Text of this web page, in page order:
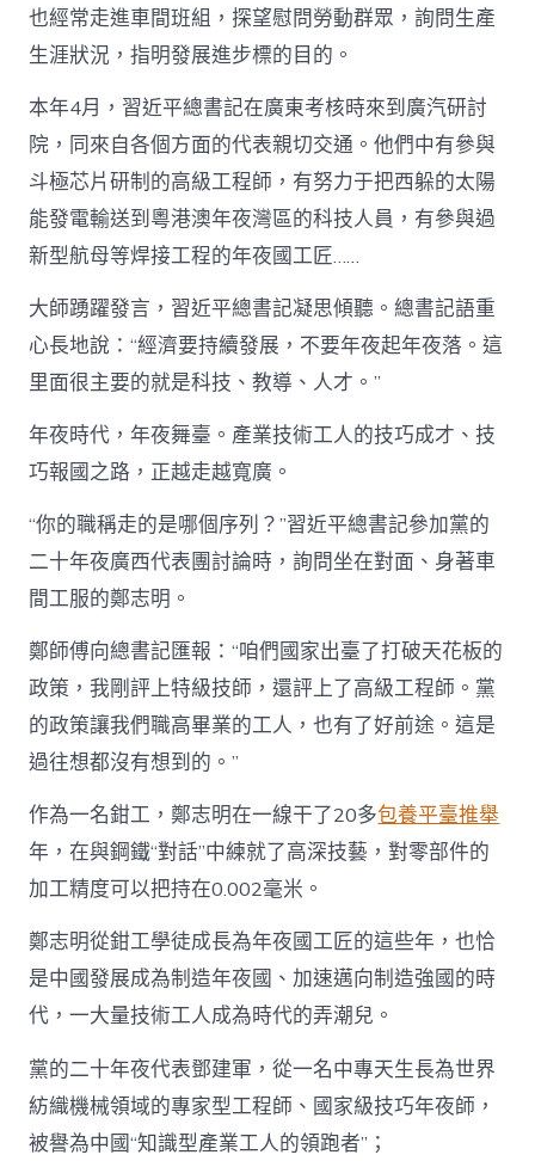
也經常走進車間班組，探望慰問勞動群眾，詢問生產
生涯狀況，指明發展進步標的目的。
本年4月，習近平總書記在廣東考核時來到廣汽研討
院，同來自各個方面的代表親切交通。他們中有參與
斗極芯片研制的高級工程師，有努力于把西躲的太陽
能發電輸送到粵港澳年夜灣區的科技人員，有參與過
新型航母等焊接工程的年夜國工匠……
大師踴躍發言，習近平總書記凝思傾聽。總書記語重
心長地說：“經濟要持續發展，不要年夜起年夜落。這
里面很主要的就是科技、教導、人才。”
年夜時代，年夜舞臺。產業技術工人的技巧成才、技
巧報國之路，正越走越寬廣。
“你的職稱走的是哪個序列？”習近平總書記參加黨的
二十年夜廣西代表團討論時，詢問坐在對面、身著車
間工服的鄭志明。
鄭師傅向總書記匯報：“咱們國家出臺了打破天花板的
政策，我剛評上特級技師，還評上了高級工程師。黨
的政策讓我們職高畢業的工人，也有了好前途。這是
過往想都沒有想到的。”
作為一名鉗工，鄭志明在一線干了20多包養平臺推舉
年，在與鋼鐵“對話”中練就了高深技藝，對零部件的
加工精度可以把持在0.002毫米。
鄭志明從鉗工學徒成長為年夜國工匠的這些年，也恰
是中國發展成為制造年夜國、加速邁向制造強國的時
代，一大量技術工人成為時代的弄潮兒。
黨的二十年夜代表鄧建軍，從一名中專天生長為世界
紡織機械領域的專家型工程師、國家級技巧年夜師，
被譽為中國“知識型產業工人的領跑者”；